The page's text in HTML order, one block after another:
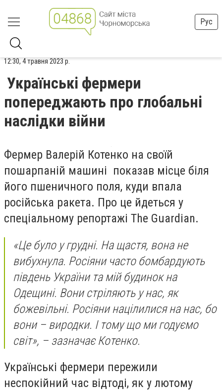
Рус
12:30, 4 травня 2023 р.
Українські фермери
попереджають про глобальні
наслідки війни
Фермер Валерій Котенко на своїй
пошарпаній машині показав місце біля
його пшеничного поля, куди впала
російська ракета. Про це йдеться у
спеціальному репортажі The Guardian.
«Це було у грудні. На щастя, вона не
вибухнула. Росіяни часто бомбардують
південь України та мій будинок на
Одещині. Вони стріляють у нас, як
божевільні. Росіяни націлилися на нас, бо
вони – виродки. І тому що ми годуємо
світ», – зазначає Котенко.
Українські фермери пережили
неспокійний час відтоді, як у лютому